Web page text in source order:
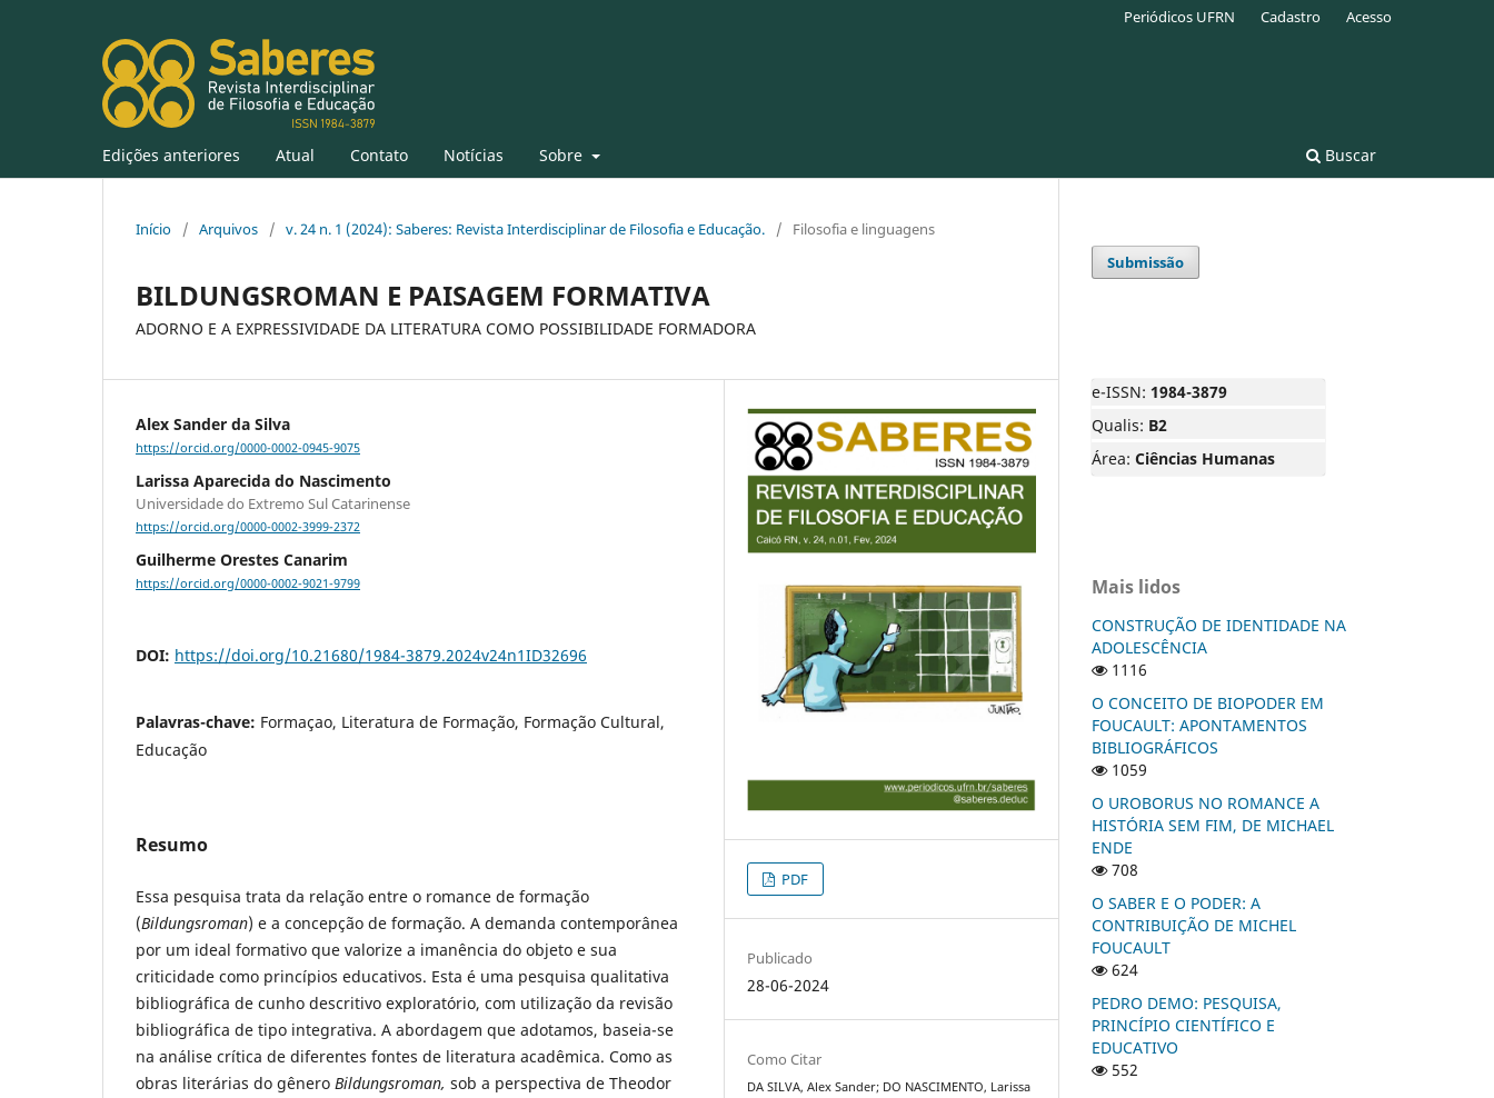
Edições anteriores Atual Contato Notícias Sobre Buscar
Periódicos UFRN Cadastro Acesso
Início / Arquivos / v. 24 n. 1 (2024): Saberes: Revista Interdisciplinar de Filosofia e Educação. / Filosofia e linguagens
BILDUNGSROMAN E PAISAGEM FORMATIVA
ADORNO E A EXPRESSIVIDADE DA LITERATURA COMO POSSIBILIDADE FORMADORA
Alex Sander da Silva
https://orcid.org/0000-0002-0945-9075
Larissa Aparecida do Nascimento
Universidade do Extremo Sul Catarinense
https://orcid.org/0000-0002-3999-2372
Guilherme Orestes Canarim
https://orcid.org/0000-0002-9021-9799
DOI: https://doi.org/10.21680/1984-3879.2024v24n1ID32696
Palavras-chave: Formaçao, Literatura de Formação, Formação Cultural,
Educação
Resumo
Essa pesquisa trata da relação entre o romance de formação
(Bildungsroman) e a concepção de formação. A demanda contemporânea
por um ideal formativo que valorize a imanência do objeto e sua
criticidade como princípios educativos. Esta é uma pesquisa qualitativa
bibliográfica de cunho descritivo exploratório, com utilização da revisão
bibliográfica de tipo integrativa. A abordagem que adotamos, baseia-se
na análise crítica de diferentes fontes de literatura acadêmica. Como as
obras literárias do gênero Bildungsroman, sob a perspectiva de Theodor
PDF
Publicado
28-06-2024
Como Citar
DA SILVA, Alex Sander; DO NASCIMENTO, Larissa
Submissão
e-ISSN: 1984-3879
Qualis: B2
Área: Ciências Humanas
Mais lidos
CONSTRUÇÃO DE IDENTIDADE NA
ADOLESCÊNCIA
1116
O CONCEITO DE BIOPODER EM
FOUCAULT: APONTAMENTOS
BIBLIOGRÁFICOS
1059
O UROBORUS NO ROMANCE A
HISTÓRIA SEM FIM, DE MICHAEL
ENDE
708
O SABER E O PODER: A
CONTRIBUIÇÃO DE MICHEL
FOUCAULT
624
PEDRO DEMO: PESQUISA,
PRINCÍPIO CIENTÍFICO E
EDUCATIVO
552